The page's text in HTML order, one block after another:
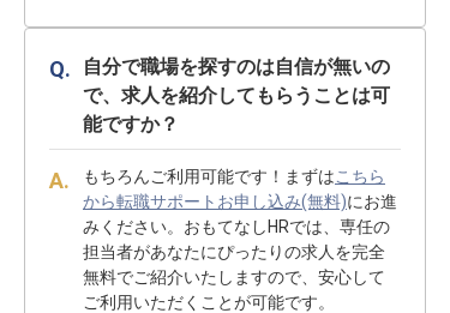
自分で職場を探すのは自信が無いの
で、求人を紹介してもらうことは可
能ですか？
もちろんご利用可能です！まずはこちら
から転職サポートお申し込み(無料)にお進
みください。おもてなしHRでは、専任の
担当者があなたにぴったりの求人を完全
無料でご紹介いたしますので、安心して
ご利用いただくことが可能です。